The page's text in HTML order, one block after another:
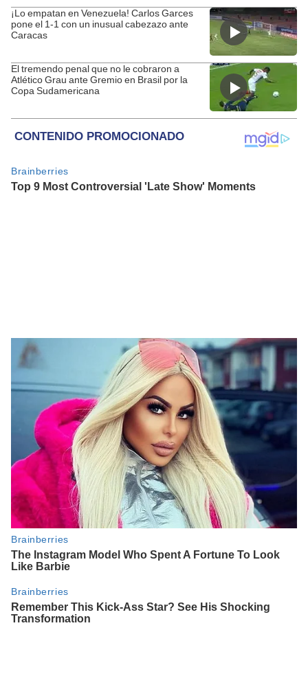
¡Lo empatan en Venezuela! Carlos Garces
pone el 1-1 con un inusual cabezazo ante
Caracas
El tremendo penal que no le cobraron a
Atlético Grau ante Gremio en Brasil por la
Copa Sudamericana